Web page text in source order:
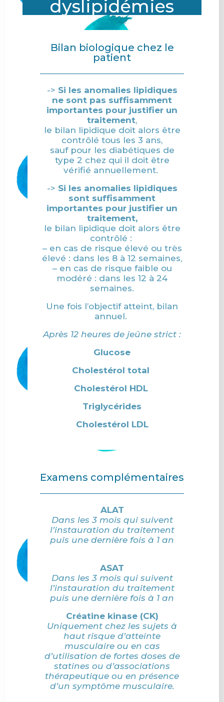
dyslipidémies
Bilan biologique chez le
patient
-> Si les anomalies lipidiques
ne sont pas suffisamment
importantes pour justifier un
traitement,
le bilan lipidique doit alors être
contrôlé tous les 3 ans,
sauf pour les diabétiques de
type 2 chez qui il doit être
vérifié annuellement.
-> Si les anomalies lipidiques
sont suffisamment
importantes pour justifier un
traitement,
le bilan lipidique doit alors être
contrôlé :
– en cas de risque élevé ou très
élevé : dans les 8 à 12 semaines,
– en cas de risque faible ou
modéré : dans les 12 à 24
semaines.
Une fois l’objectif atteint, bilan
annuel.
Après 12 heures de jeûne strict :
Glucose
Cholestérol total
Cholestérol HDL
Triglycérides
Cholestérol LDL
Examens complémentaires
ALAT
Dans les 3 mois qui suivent
l’instauration du traitement
puis une dernière fois à 1 an
ASAT
Dans les 3 mois qui suivent
l’instauration du traitement
puis une dernière fois à 1 an
Créatine kinase (CK)
Uniquement chez les sujets à
haut risque d’atteinte
musculaire ou en cas
d’utilisation de fortes doses de
statines ou d’associations
thérapeutique ou en présence
d’un symptôme musculaire.